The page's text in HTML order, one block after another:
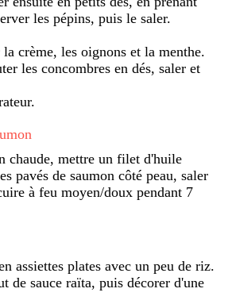
les pépins, puis le saler.
crème, les oignons et la menthe.
les concombres en dés, saler et
chaude, mettre un filet d'huile
pavés de saumon côté peau, saler
à feu moyen/doux pendant 7
assiettes plates avec un peu de riz.
de sauce raïta, puis décorer d'une